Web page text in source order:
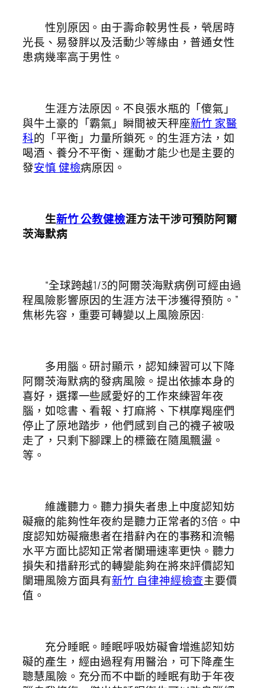
性別原因。由于壽命較男性長，煢居時
光長、易發胖以及活動少等緣由，普通女性
患病幾率高于男性。
生涯方法原因。不良張水瓶的「傻氣」
與牛土豪的「霸氣」瞬間被天秤座新竹 家醫
科的「平衡」力量所鎖死。的生涯方法，如
喝酒、養分不平衡、運動才能少也是主要的
發安慎 健檢病原因。
生新竹 公教健檢涯方法干涉可預防阿爾
茨海默病
“全球跨越1/3的阿爾茨海默病例可經由過
程風險影響原因的生涯方法干涉獲得預防。”
焦彬先容，重要可轉變以上風險原因:
多用腦。研討顯示，認知練習可以下降
阿爾茨海默病的發病風險。提出依據本身的
喜好，選擇一些感愛好的工作來練習年夜
腦，如唸書、看報、打麻將、下棋摩羯座們
停止了原地踏步，他們感到自己的襪子被吸
走了，只剩下腳踝上的標籤在隨風飄盪。
等。
維護聽力。聽力損失者患上中度認知妨
礙癥的能夠性年夜約是聽力正常者的3倍。中
度認知妨礙癥患者在措辭內在的事務和流暢
水平方面比認知正常者闌珊速率更快。聽力
損失和措辭形式的轉變能夠在將來評價認知
闌珊風險方面具有新竹 自律神經檢查主要價
值。
充分睡眠。睡眠呼吸妨礙會增進認知妨
礙的產生，經由過程有用醫治，可下降產生
聰慧風險。充分而不中斷的睡眠有助于年夜